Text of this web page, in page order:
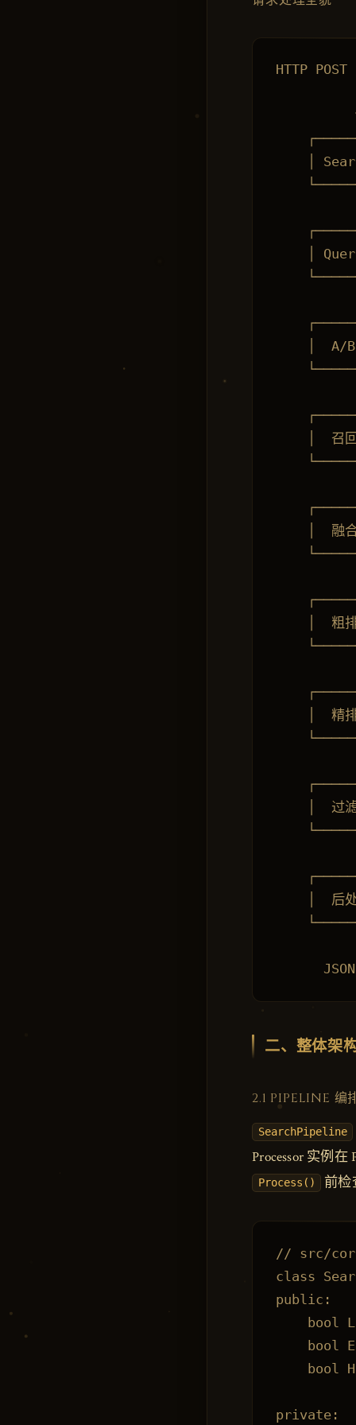
HTTP
│
│
│  A/B
│  召
│  融
│  粗
│  精
│  过
│  后
二、整体架
2.1 PIPELINE 编
SearchPipeline
Processor 实例
Process() 前
// src/
class
public:
bool
bool
bool
private: